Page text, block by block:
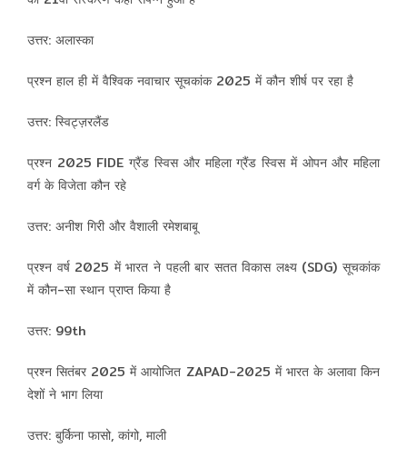
उत्तर: अलास्का
प्रश्न हाल ही में वैश्विक नवाचार सूचकांक 2025 में कौन शीर्ष पर रहा है
उत्तर: स्विट्ज़रलैंड
प्रश्न 2025 FIDE ग्रैंड स्विस और महिला ग्रैंड स्विस में ओपन और महिला
वर्ग के विजेता कौन रहे
उत्तर: अनीश गिरी और वैशाली रमेशबाबू
प्रश्न वर्ष 2025 में भारत ने पहली बार सतत विकास लक्ष्य (SDG) सूचकांक
में कौन-सा स्थान प्राप्त किया है
उत्तर: 99th
प्रश्न सितंबर 2025 में आयोजित ZAPAD-2025 में भारत के अलावा किन
देशों ने भाग लिया
उत्तर: बुर्किना फासो, कांगो, माली